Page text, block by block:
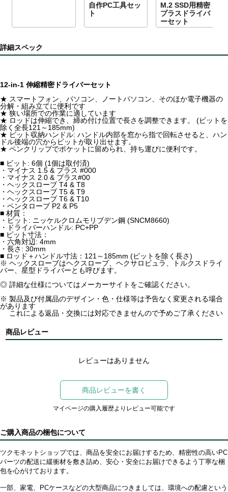
自作PC工具セッ
ト
M.2 SSD用精密
プラスドライバ
ーセット
詳細スペック
12-in-1 伸縮精密ドライバーセット
★ スマートフォン、パソコン、ノートパソコン、そのほか電子機器の
分解・組み立てに便利です
★ 狭い場所での作業に適しています
★ ロッドは伸縮でき、締め付け位置で長さを調整できます。 (ビットを
除く全長121～185mm)
★ ビット収納ハンドル: ハンドル内部を窓から指で回転させると、ハン
ドル後端の穴からビットが取り出せます。
★ ペンクリップでポケットに留められ、持ち運びに便利です。
■ ビット: 6個 (1個は取付済)
・マイナス 1.5 & プラス #000
・マイナス 2.0 & プラス#00
・ヘックスローブ T4 & T8
・ヘックスローブ T5 & T9
・ヘックスローブ T6 & T10
・ペンタローブ P2 & P5
■ 材質：
・ビット: ニッケルクロムモリブデン鋼 (SNCM8660)
・ドライバーハンドル: PC+PP
■ ビット寸法：
・六角対辺: 4mm
・長さ: 30mm
■ ロッド＋ハンドル寸法：121～185mm (ビットを除く長さ)
※ ヘックスローブはヘクスローブ、ヘクサロビュラ、トルクスドライ
バー、星型ドライバーとも呼びます。
◎ 詳細な仕様についてはメーカーサイトをご確認ください。
※ 製品及び付属品のデザイン・色・仕様等は予告なく変更される場合
があります
これによる返品・交換には対応できませんので予めご了承ください
商品レビュー
レビューはありません
商品レビューを書く
マイページの購入履歴よりレビュー可能です
ご購入商品の梱包について
ツクモネットショップでは、商品を安全にお届けするため、精密性の高いPC
パーツの配送に緩衝材を敷き詰め、安心・安全にお届けできるよう丁寧な梱
包を心がけております。
一部、家電、PCケースなどの大型商品につきましては、環境への配慮という